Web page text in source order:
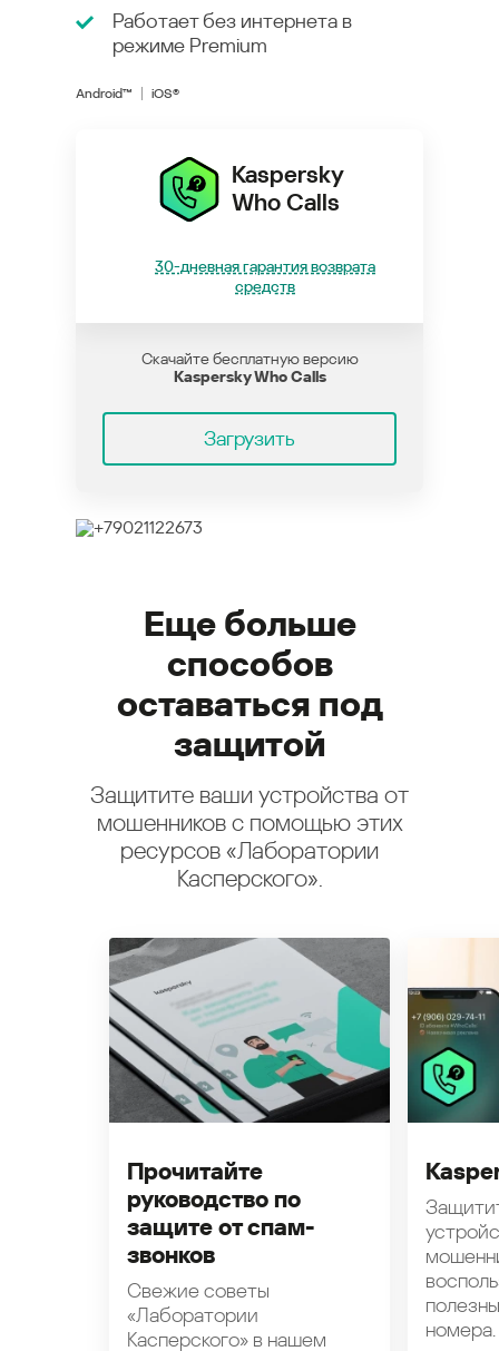
Работает без интернета в
режиме Premium
Android™ iOS®
Kaspersky
Who Calls
30-дневная гарантия возврата
средств
Скачайте бесплатную версию
Kaspersky Who Calls
Загрузить
Еще больше
способов
оставаться под
защитой
Защитите ваши устройства от
мошенников с помощью этих
ресурсов «Лаборатории
Касперского».
Прочитайте
руководство по
защите от спам-
звонков
Свежие советы
«Лаборатории
Касперского» в нашем
номера.